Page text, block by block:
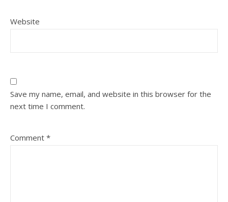
Website
Save my name, email, and website in this browser for the
next time I comment.
Comment *